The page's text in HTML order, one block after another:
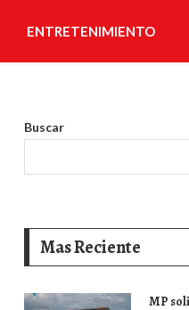
ENTRETENIMIENTO
Buscar
Mas Reciente
MP